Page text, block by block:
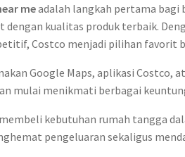
meadalah langkah pertama bagi
dengan kualitas produk terbaik.
Costco menjadi pilihan favorit
Google Maps, aplikasi Costco,
mulai menikmati berbagai
kebutuhan rumah tangga
pengeluaran sekaligus